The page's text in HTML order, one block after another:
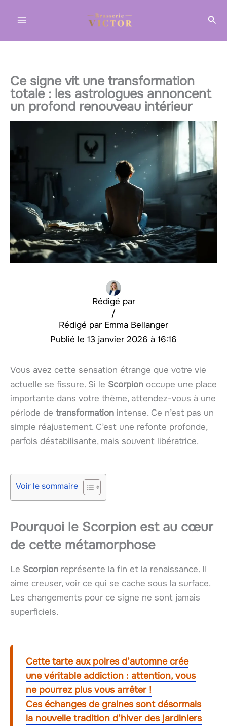
Ce signe vit une transformation
totale : les astrologues annoncent
un profond renouveau intérieur
Rédigé par
Emma Bellanger
/
13 janvier 2026 à 16:16
Vous avez cette sensation étrange que votre vie
actuelle se fissure. Si le Scorpion occupe une place
importante dans votre thème, attendez-vous à une
période de transformation intense. Ce n’est pas un
simple réajustement. C’est une refonte profonde,
parfois déstabilisante, mais souvent libératrice.
Voir le sommaire
Pourquoi le Scorpion est au cœur
de cette métamorphose
Le Scorpion représente la fin et la renaissance. Il
aime creuser, voir ce qui se cache sous la surface.
Les changements pour ce signe ne sont jamais
superficiels.
Cette tarte aux poires d’automne crée
une véritable addiction : attention, vous
ne pourrez plus vous arrêter !
Ces échanges de graines sont désormais
la nouvelle tradition d’hiver des jardiniers